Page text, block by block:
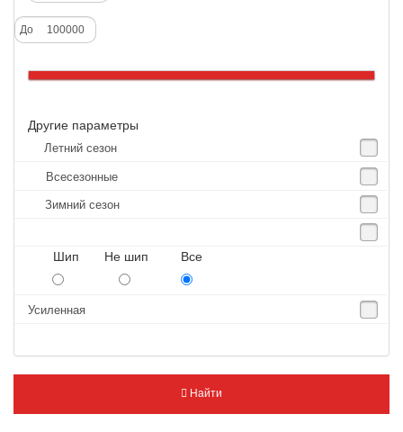
Alliance
Altenzo
Altura
Amtel
Aoteli
Arivo
Armstrong
До
Другие параметры
Летний сезон
Всесезонные
Зимний сезон
Шип Не шип Все
Усиленная
Найти